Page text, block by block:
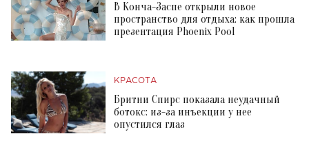
В Конча-Заспе открыли новое
пространство для отдыха: как прошла
презентация Phoenix Pool
КРАСОТА
Бритни Спирс показала неудачный
ботокс: из-за инъекции у нее
опустился глаз